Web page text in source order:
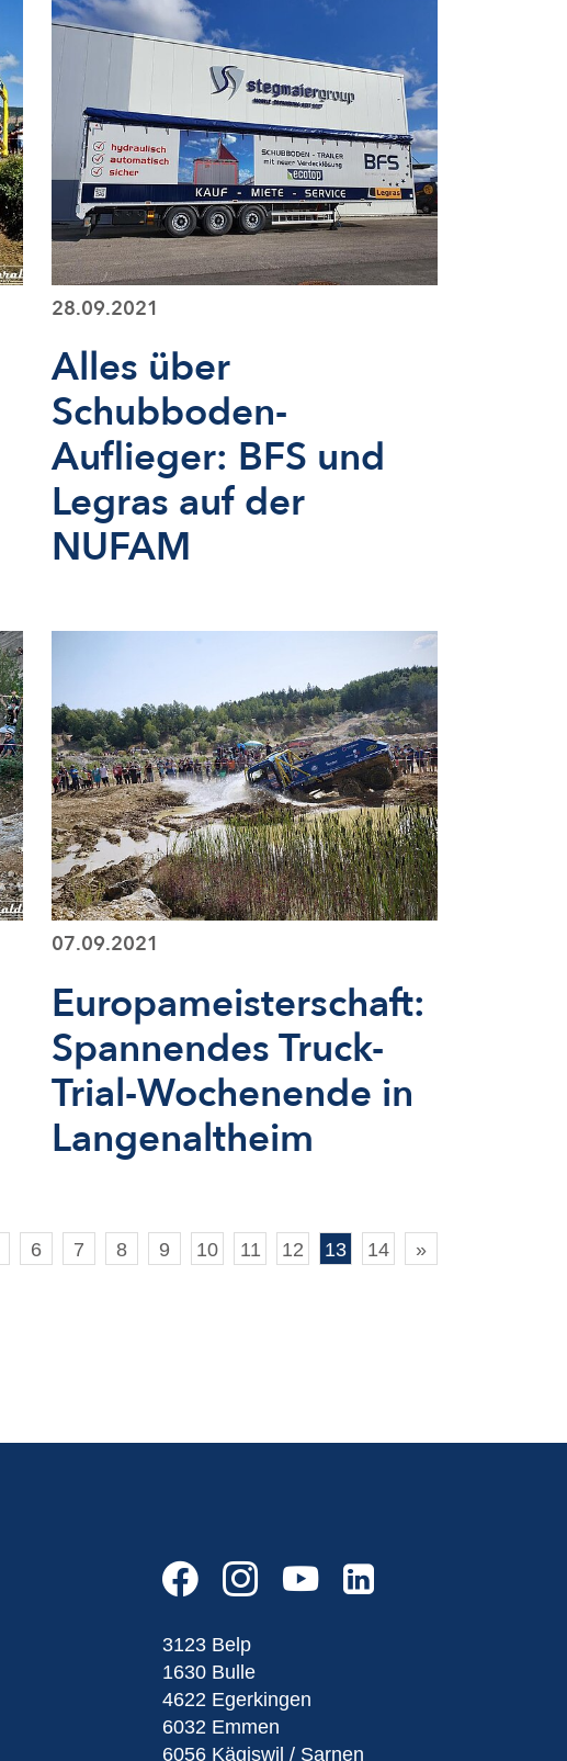
28.09.2021
Alles über
Schubboden-
Auflieger: BFS und
Legras auf der
NUFAM
07.09.2021
Europameisterschaft:
Spannendes Truck-
Trial-Wochenende in
Langenaltheim
6 7 8 9 10 11 12 13 14 »
3123 Belp
1630 Bulle
4622 Egerkingen
6032 Emmen
6056 Kägiswil / Sarnen